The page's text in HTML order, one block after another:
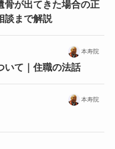
骨が出てきた場合の正
談まで解説
本寿院
いて｜住職の法話
本寿院